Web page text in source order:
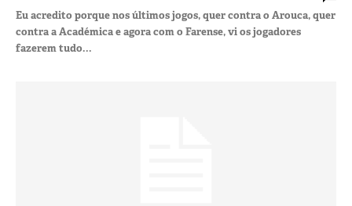
Eu acredito porque nos últimos jogos, quer contra o Arouca, quer
contra a Académica e agora com o Farense, vi os jogadores
fazerem tudo...